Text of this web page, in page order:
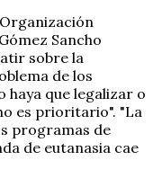
Sancho
sobre la
de los
haya que legalizar o
es prioritario". "La
programas de
de eutanasia cae